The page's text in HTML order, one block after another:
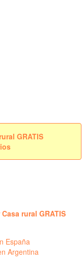
GRATIS
rural GRATIS
España
Argentina